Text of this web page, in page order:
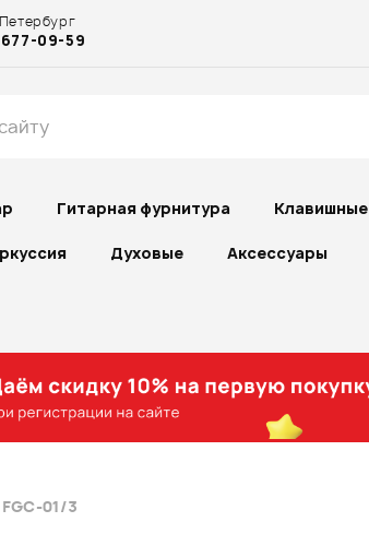
09-59
Гитарная фурнитура Клавишные
Духовые Аксессуары
01/3